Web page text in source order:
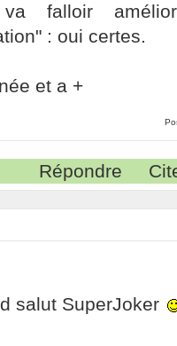
falloir
: oui certes.
et a +
Répondre
salut SuperJoker